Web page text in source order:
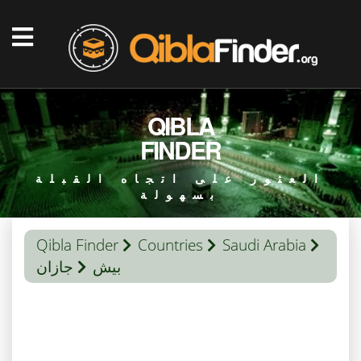
QIBLA
FINDER
العثور على اتجاه القبلة
بسهولة
Qibla Finder Countries
Saudi Arabia
جازان
بيش